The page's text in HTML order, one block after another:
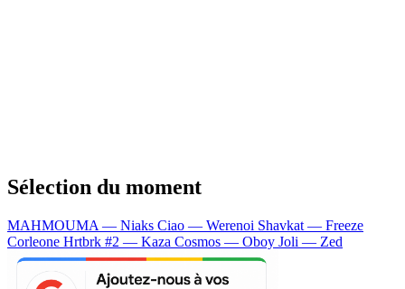
Sélection du moment
MAHMOUMA — Niaks Ciao — Werenoi Shavkat — Freeze
Corleone Hrtbrk #2 — Kaza Cosmos — Oboy Joli — Zed